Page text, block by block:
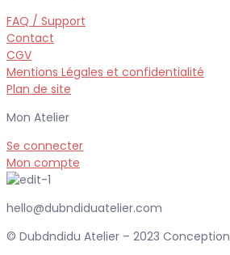
FAQ / Support
Contact
CGV
Mentions Légales et confidentialité
Plan de site
Mon Atelier
Se connecter
Mon compte
hello@dubndiduatelier.com
© Dubdndidu Atelier – 2023 Conception